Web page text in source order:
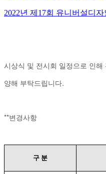
2022년 제17회 유니버설디
시상식 및 전시회 일정으로 인
양해 부탁드립니다.
**변경사항
구 분